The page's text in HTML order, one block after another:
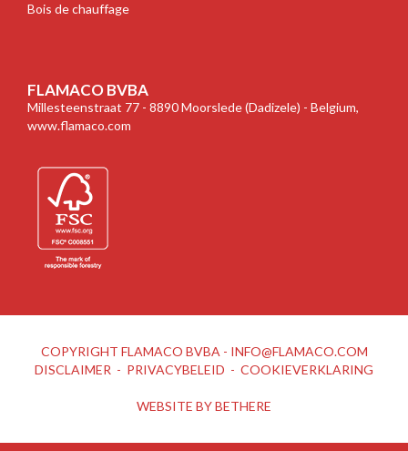
Bois de chauffage
FLAMACO BVBA
Millesteenstraat 77 - 8890 Moorslede (Dadizele) - Belgium,
www.flamaco.com
COPYRIGHT FLAMACO BVBA - INFO@FLAMACO.COM
DISCLAIMER - PRIVACYBELEID - COOKIEVERKLARING
WEBSITE BYBETHERE